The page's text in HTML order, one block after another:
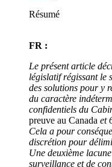
Résumé
FR :
Le présent article
législatif régissant le
des solutions pour y
du caractère
confidentiels du
preuve au Canada et
Cela a pour
discrétion pour
Une deuxième
surveillance et de